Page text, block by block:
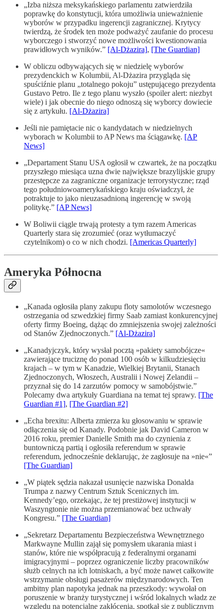
„Izba niższa meksykańskiego parlamentu zatwierdziła
poprawkę do konstytucji, która umożliwia unieważnienie
wyborów w przypadku ingerencji zagranicznej. Krytycy
twierdzą, że środek ten może podważyć zaufanie do procesu
wyborczego i stworzyć nowe możliwości kwestionowania
prawidłowych wyników.” [Al-Dżazira], [The Guardian]
W obliczu odbywających się w niedzielę wyborów
prezydenckich w Kolumbii, Al-Dżazira przygląda się
spuściźnie planu „totalnego pokoju” ustępującego prezydenta
Gustavo Petro. Ile z tego planu wyszło (spoiler alert: niezbyt
wiele) i jak obecnie do niego odnoszą się wyborcy dowiecie
się z artykułu. [Al-Dżazira]
Jeśli nie pamiętacie nic o kandydatach w niedzielnych
wyborach w Kolumbii to AP News ma ściągawkę. [AP
News]
„Departament Stanu USA ogłosił w czwartek, że na początku
przyszłego miesiąca uzna dwie największe brazylijskie grupy
przestępcze za zagraniczne organizacje terrorystyczne; rząd
tego południowoamerykańskiego kraju oświadczył, że
potraktuje to jako nieuzasadnioną ingerencję w swoją
politykę.” [AP News]
W Boliwii ciągle trwają protesty a tym razem Americas
Quarterly stara się zrozumieć (oraz wytłumaczyć
czytelnikom) o co w nich chodzi. [Americas Quarterly]
Ameryka Północna
„Kanada ogłosiła plany zakupu floty samolotów wczesnego
ostrzegania od szwedzkiej firmy Saab zamiast konkurencyjnej
oferty firmy Boeing, dążąc do zmniejszenia swojej zależności
od Stanów Zjednoczonych.” [Al-Dżazira]
„Kanadyjczyk, który wysłał pocztą »pakiety samobójcze«
zawierające truciznę do ponad 100 osób w kilkudziesięciu
krajach – w tym w Kanadzie, Wielkiej Brytanii, Stanach
Zjednoczonych, Włoszech, Australii i Nowej Zelandii –
przyznał się do 14 zarzutów pomocy w samobójstwie.”
Polecamy dwa artykuły Guardiana na temat tej sprawy. [The
Guardian #1], [The Guardian #2]
„Echa brexitu: Alberta zmierza ku głosowaniu w sprawie
odłączenia się od Kanady. Podobnie jak David Cameron w
2016 roku, premier Danielle Smith ma do czynienia z
buntowniczą partią i ogłosiła referendum w sprawie
referendum, jednocześnie deklarując, że zagłosuje na »nie«”
[The Guardian]
„W piątek sędzia nakazał usunięcie nazwiska Donalda
Trumpa z nazwy Centrum Sztuk Scenicznych im.
Kennedy’ego, orzekając, że tej prestiżowej instytucji w
Waszyngtonie nie można przemianować bez uchwały
Kongresu.” [The Guardian]
„Sekretarz Departamentu Bezpieczeństwa Wewnętrznego
Markwayne Mullin zajął się pomysłem ukarania miast i
stanów, które nie współpracują z federalnymi organami
imigracyjnymi – poprzez ograniczenie liczby pracowników
służb celnych na ich lotniskach, a być może nawet całkowite
wstrzymanie obsługi pasażerów międzynarodowych. Ten
ambitny plan napotyka jednak na przeszkody: wywołał on
poruszenie w branży turystycznej i wśród lokalnych władz ze
względu na potencjalne zakłócenia, spotkał się z publicznym